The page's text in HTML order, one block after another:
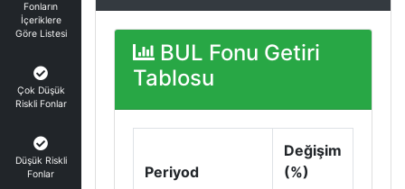
Fonların
İçeriklere
Göre Listesi
Çok Düşük
Riskli Fonlar
Düşük Riskli
Fonlar
BUL Fonu Getiri
Tablosu
Periyod
Değişim
(%)